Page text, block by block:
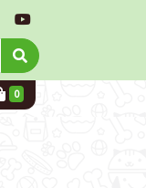
0